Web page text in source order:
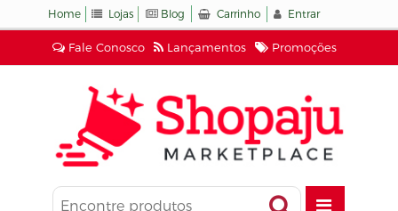
Fale Conosco Lançamentos Promoções
Home Lojas Blog Carrinho Entrar